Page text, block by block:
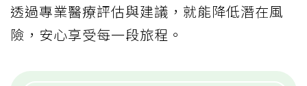
透過專業醫療評估與建議，就能降低潛在風
險，安心享受每一段旅程。